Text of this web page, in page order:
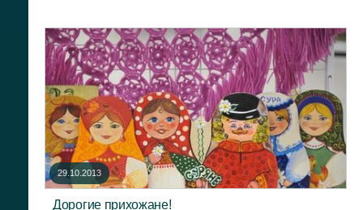
29.10.2013
Дорогие прихожане!